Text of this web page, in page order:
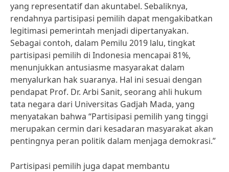
yang representatif dan akuntabel. Sebaliknya,
rendahnya partisipasi pemilih dapat mengakibatkan
legitimasi pemerintah menjadi dipertanyakan.
Sebagai contoh, dalam Pemilu 2019 lalu, tingkat
partisipasi pemilih di Indonesia mencapai 81%,
menunjukkan antusiasme masyarakat dalam
menyalurkan hak suaranya. Hal ini sesuai dengan
pendapat Prof. Dr. Arbi Sanit, seorang ahli hukum
tata negara dari Universitas Gadjah Mada, yang
menyatakan bahwa “Partisipasi pemilih yang tinggi
merupakan cermin dari kesadaran masyarakat akan
pentingnya peran politik dalam menjaga demokrasi.”
Partisipasi pemilih juga dapat membantu